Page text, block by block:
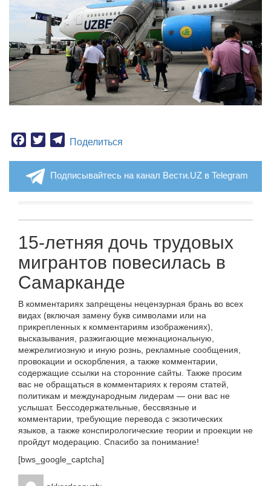
Facebook
TwitterTelegram
Поделиться
Подписывайтесь на канал Вести.UZ в Telegram
15-летняя дочь трудовых
мигрантов повесилась в
Самарканде
В комментариях запрещены нецензурная брань во всех
видах (включая замену букв символами или на
прикрепленных к комментариям изображениях),
высказывания, разжигающие межнациональную,
межрелигиозную и иную рознь, рекламные сообщения,
провокации и оскорбления, а также комментарии,
содержащие ссылки на сторонние сайты. Также просим
вас не обращаться в комментариях к героям статей,
политикам и международным лидерам — они вас не
услышат. Бессодержательные, бессвязные и
комментарии, требующие перевода с экзотических
языков, а также конспирологические теории и проекции не
пройдут модерацию. Спасибо за понимание!
[bws_google_captcha]